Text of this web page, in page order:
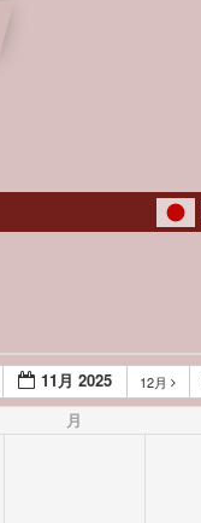
11月 2025 12月
月